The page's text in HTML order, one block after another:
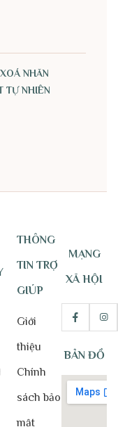
NHĂN
TỰ NHIÊN
THÔNG
TIN TRỢ
GIÚP
Giới
thiệu
Chính
sách bảo
mật
MẠNG
XÃ HỘI
BẢN ĐỒ